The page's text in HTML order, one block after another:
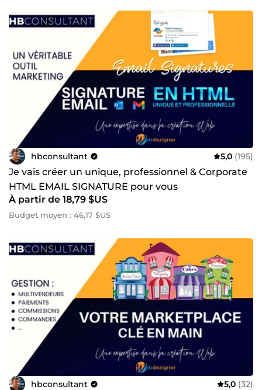
moi : J’ai collaboré avec des entreprises et particuliers du
monde entier, contribuant à des projets dans divers
secteurs (e-commerce, santé, éducation, services, etc.).
Grâce à mes solutions, mes clients ont pu : ● Augmenter
leurs ventes ● Optimiser leur visibilité en ligne ●
Automatiser leurs processus 📩 Prêt à concrétiser vos idées
? Contactez-moi dès aujourd'hui ! Je suis disponible pour
discuter de vos besoins et trouver ensemble la solution
idéale. Faisons de vos projets une réussite ! 🙌 🌟 Votre
satisfaction est ma priorité. À très bientôt pour une
collaboration enrichissante ! 😊
hbconsultant 5,0 (195)
Je vais créer un unique, professionnel & Corporate
HTML EMAIL SIGNATURE pour vous
À partir de 18,79 $US
Budget moyen : 46,17 $US
hbconsultant 5,0 (32)